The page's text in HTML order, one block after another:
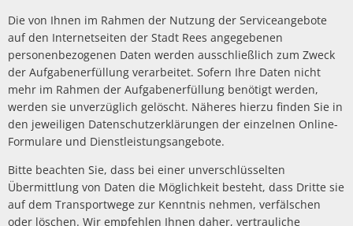
Zivil- und KatastrophenschutzMittagsImpuls
Kommunale
Umwelt
Beabsichtigte
Die von Ihnen im Rahmen der Nutzung der Serviceangebote
auf den Internetseiten der Stadt Rees angegebenen
personenbezogenen Daten werden ausschließlich zum Zweck
der Aufgabenerfüllung verarbeitet. Sofern Ihre Daten nicht
mehr im Rahmen der Aufgabenerfüllung benötigt werden,
werden sie unverzüglich gelöscht. Näheres hierzu finden Sie in
den jeweiligen Datenschutzerklärungen der einzelnen Online-
Formulare und Dienstleistungsangebote.
Bitte beachten Sie, dass bei einer unverschlüsselten
Übermittlung von Daten die Möglichkeit besteht, dass Dritte sie
auf dem Transportwege zur Kenntnis nehmen, verfälschen
oder löschen. Wir empfehlen Ihnen daher, vertrauliche